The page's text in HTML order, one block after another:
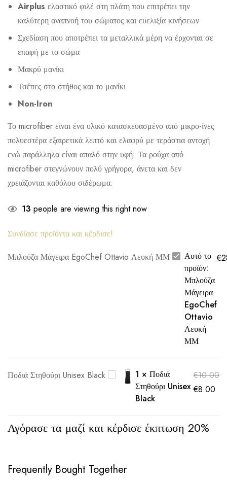
Airplus ελαστικό φιλέ στη πλάτη που επιτρέπει την
καλύτερη αναπνοή του σώματος και ευελιξία κινήσεων
Σχεδίαση που αποτρέπει τα μεταλλικά μέρη να έρχονται σε
επαφή με το σώμα
Μακρύ μανίκι
Τσέπες στο στήθος και το μανίκι
Non-Iron
Το microfiber είναι ένα υλικό κατασκευασμένο από μικρο-ίνες
πολυεστέρα εξαιρετικά λεπτό και ελαφρύ με τεράστια αντοχή
ενώ παράλληλα είναι απαλό στην υφή. Τα ρούχα από
microfiber στεγνώνουν πολύ γρήγορα, άνετα και δεν
χρειάζονται καθόλου σιδέρωμα.
13 people are viewing this right now
Συνδίασε προϊόντα και κέρδισε!
Μπλούζα Μάγειρα EgoChef Ottavio Λευκή ΜΜ
Αυτό το
προϊόν:
Μπλούζα
Μάγειρα
EgoChef
Ottavio
Λευκή
ΜΜ
€
Ποδιά Στηθούρι Unisex Black 1 ×Ποδιά
Στηθούρι Unisex
Black
€10.00
€8.00
Αγόρασε τα μαζί και κέρδισε έκπτωση 20%
Frequently Bought Together